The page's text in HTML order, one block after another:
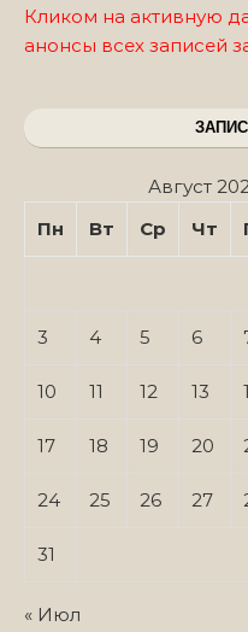
Кликом на активную
анонсы всех записей
Август
Пн
Вт Ср Чт
3 4 5 6
10 11 12 13
17 18 19 20
24 25 26 27
31
« Июл